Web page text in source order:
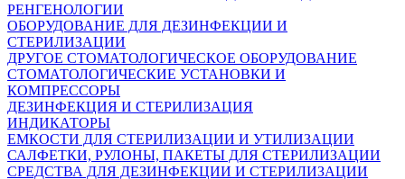
РЕНГЕНОЛОГИИ
ОБОРУДОВАНИЕ ДЛЯ ДЕЗИНФЕКЦИИ И
СТЕРИЛИЗАЦИИ
ДРУГОЕ СТОМАТОЛОГИЧЕСКОЕ ОБОРУДОВАНИЕ
СТОМАТОЛОГИЧЕСКИЕ УСТАНОВКИ И
КОМПРЕССОРЫ
ДЕЗИНФЕКЦИЯ И СТЕРИЛИЗАЦИЯ
ИНДИКАТОРЫ
ЕМКОСТИ ДЛЯ СТЕРИЛИЗАЦИИ И УТИЛИЗАЦИИ
САЛФЕТКИ, РУЛОНЫ, ПАКЕТЫ ДЛЯ СТЕРИЛИЗАЦИИ
СРЕДСТВА ДЛЯ ДЕЗИНФЕКЦИИ И СТЕРИЛИЗАЦИИ